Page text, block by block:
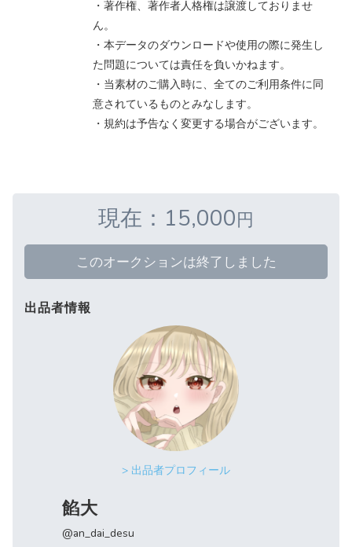
・著作権、著作者人格権は譲渡しておりませ
ん。
・本データのダウンロードや使用の際に発生し
た問題については責任を負いかねます。
・当素材のご購入時に、全てのご利用条件に同
意されているものとみなします。
・規約は予告なく変更する場合がございます。
現在：15,000円
このオークションは終了しました
出品者情報
> 出品者プロフィール
餡大
@an_dai_desu